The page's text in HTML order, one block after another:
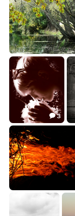
Болдинская осень*
 15.33
Кусочек солнца
2.57
 3